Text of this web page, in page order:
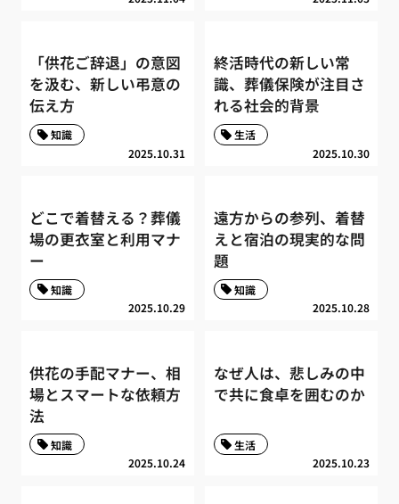
「供花ご辞退」の意図
を汲む、新しい弔意の
伝え方
2025.10.31
知識
終活時代の新しい常
識、葬儀保険が注目さ
れる社会的背景
2025.10.30
生活
どこで着替える？葬儀
場の更衣室と利用マナ
ー
2025.10.29
知識
遠方からの参列、着替
えと宿泊の現実的な問
題
2025.10.28
知識
供花の手配マナー、相
場とスマートな依頼方
法
2025.10.24
知識
なぜ人は、悲しみの中
で共に食卓を囲むのか
2025.10.23
生活